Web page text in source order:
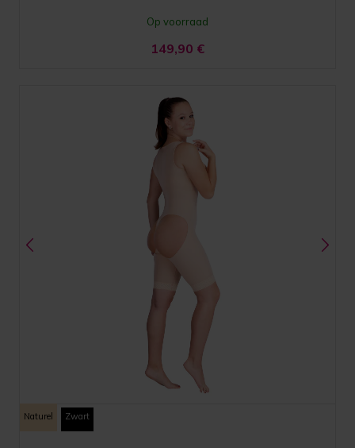
Op voorraad
149,90 €
Naturel Zwart